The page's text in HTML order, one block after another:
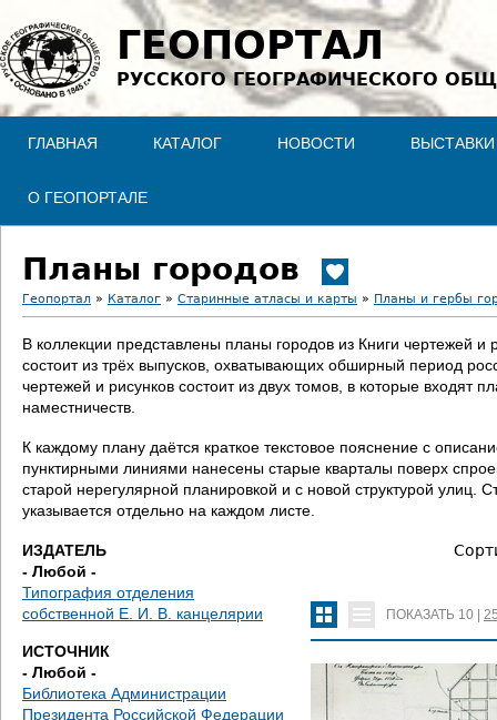
Jump to navigation
ГЕОПОРТАЛ
РУССКОГО ГЕОГРАФИЧЕСКОГО
ГЛАВНАЯ КАТАЛОГ НОВОСТИ ВЫСТАВКИ
О ГЕОПОРТАЛЕ
Планы городов
В
ы
д
е
с
ь
Геопортал » Каталог » Старинные атласы и карты » Планы и гербы
В коллекции представлены планы городов из Книги чертежей
состоит из трёх выпусков, охватывающих обширный период
чертежей и рисунков состоит из двух томов, в которые входят
наместничеств.
К каждому плану даётся краткое текстовое пояснение с
пунктирными линиями нанесены старые кварталы поверх
старой нерегулярной планировкой и с новой структурой
указывается отдельно на каждом листе.
ИЗДАТЕЛЬ
- Любой -
Типография отделения
собственной Е. И. В. канцелярии
ИСТОЧНИК
- Любой -
Библиотека Администрации
Президента Российской Федерации
ПОКАЗАТЬ 10 |